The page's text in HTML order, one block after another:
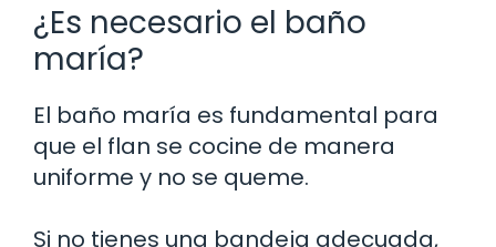
¿Es necesario el baño
maría?
El baño maría es fundamental para
que el flan se cocine de manera
uniforme y no se queme.
Si no tienes una bandeja adecuada,